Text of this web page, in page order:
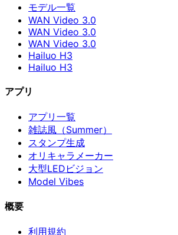
モデル一覧
WAN Video 3.0
WAN Video 3.0
WAN Video 3.0
Hailuo H3
Hailuo H3
アプリ
アプリ一覧
雑誌風（Summer）
スタンプ生成
オリキャラメーカー
大型LEDビジョン
Model Vibes
概要
利用規約